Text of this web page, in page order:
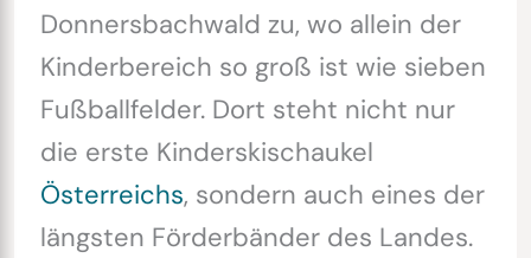
Donnersbachwald zu, wo allein der
Kinderbereich so groß ist wie sieben
Fußballfelder. Dort steht nicht nur
die erste Kinderskischaukel
Österreichs, sondern auch eines der
längsten Förderbänder des Landes.